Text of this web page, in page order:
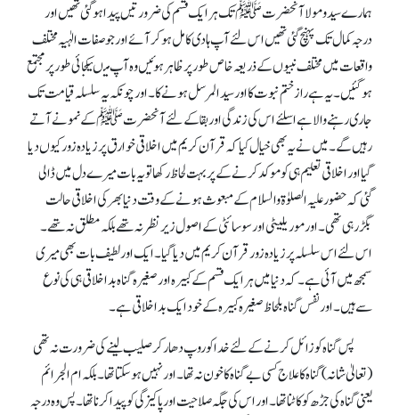
ہمارے سید و مولا آنحضرت ﷺ تک ہر ایک قسم کی ضرورتیں پیدا ہو گئی تھیں اور
درجہ کمال تک پہنچ گئی تھیں اس لئے آپ ہادی کامل ہو کر آئے اور جو صفات الٰہیہ مختلف
واقعات میں مختلف نبیوں کے ذریعہ خاص طور پر ظاہر ہوئیں وہ آپ میںیکجائی طور پر مجتمع
ہو گئیں۔ یہ ہے راز ختم نبوت کا اور سیدالمرسل ہونے کا۔ اور چونکہ یہ سلسلہ قیامت تک
جاری رہنے والا ہے ا سلئے اس کی زندگی اور بقا کے لئے آنحضرت ﷺ کے نمونے آتے
رہیں گے۔ میں نے یہ بھی خیال کیا کہ قرآن کریم میں اخلاقی خوارق پر زیادہ زور کیوں دیا
گیا اور اخلاقی تعلیم ہی کو موکد کرنے کے پر بہت لحاظ رکھا تو یہ بات میرے دل میں ڈالی
گئی کہ حضور علیہ الصلوٰۃ والسلام کے مبعوث ہونے کے وقت دنیا بھر کی اخلاقی حالت
بگڑرہی تھی۔ اور موریلیٹی اور سوسائٹی کے اصول زیر نظر نہ تھے بلکہ مطلق نہ تھے۔
اس لئے اس سلسلہ پر زیادہ زور قرآن کریم میں دیا گیا۔ ایک اور لطیف بات بھی میری
سمجھ میں آئی ہے۔ کہ دنیا میں ہر ایک قسم کے کبیرہ اور صغیرہ گناہ بداخلاقی ہی کی نوع
سے ہیں۔ اور نفس گناہ بلحاظ صغیرہ کبیرہ کے خود ایک بداخلاقی ہے۔
پس گناہ کو زائل کرنے کے لئے خدا کو روپ دھار کر صلیب لینے کی ضرورت نہ تھی
(تعالیٰ شانہ) گناہ کا علاج کسی بے گناہ کا خون نہ تھا۔ اور نہیں ہو سکتا تھا۔ بلکہ ام الجرائم
یعنی گناہ کی جڑ ھ کو کاٹنا تھا۔ اور اس کی جگہ صلاحیت اور پاکیزگی کو پیدا کرنا تھا ۔ پس وہ درجہ